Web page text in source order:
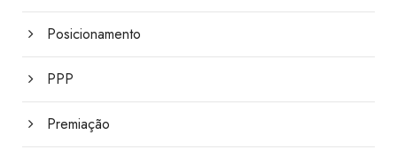
Posicionamento
PPP
Premiação